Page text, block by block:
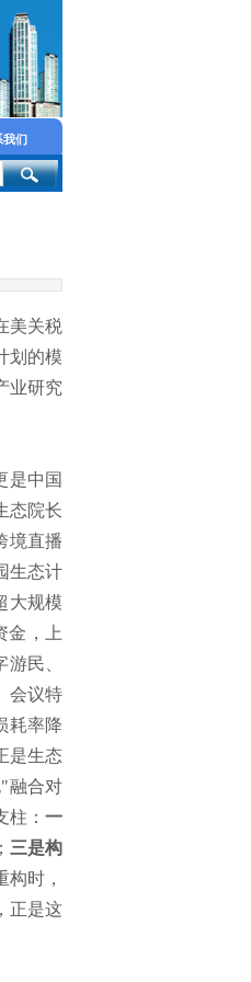
我们
美关税
划的模
业研究
是中国
态院长
境直播
生态计
大规模
金，上
民、
会议特
耗率降
是生态
融合对
： 一
三是构
时，
正是这